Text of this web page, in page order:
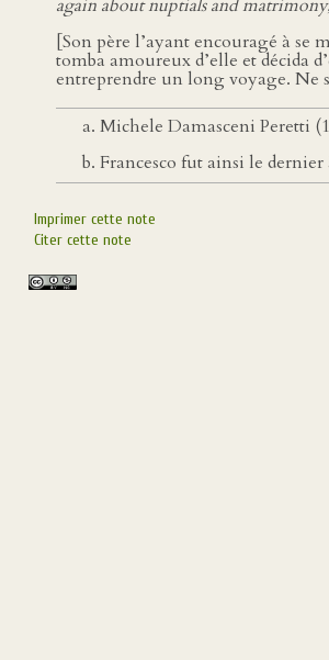
again about nuptials and
[Son père l’ayant encouragé à
tomba amoureux d’elle et décida
entreprendre un long voyage. Ne
Michele Damasceni Peretti
Francesco fut ainsi le
Imprimer cette note
Citer cette note